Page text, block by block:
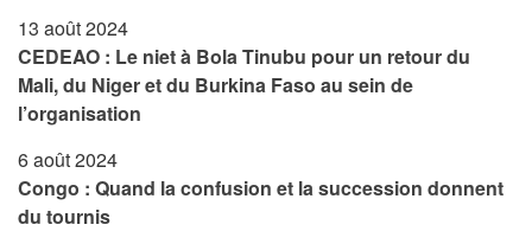
13 août 2024
CEDEAO : Le niet à Bola Tinubu pour un retour du
Mali, du Niger et du Burkina Faso au sein de
l’organisation
6 août 2024
Congo : Quand la confusion et la succession donnent
du tournis